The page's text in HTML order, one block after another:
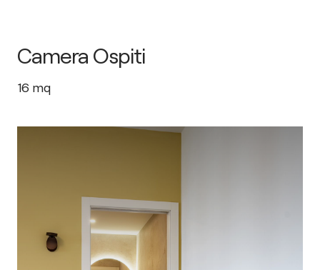
Camera Ospiti
16 mq